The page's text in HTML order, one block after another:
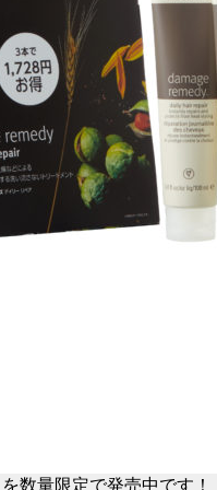
数量限定で発売中です！